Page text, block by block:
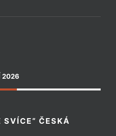
2026
SVÍCE“ ČESKÁ